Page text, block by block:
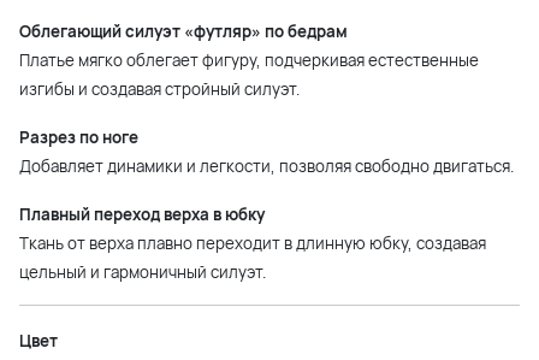
Облегающий силуэт «футляр» по бедрам
Платье мягко облегает фигуру, подчеркивая естественные
изгибы и создавая стройный силуэт.
Разрез по ноге
Добавляет динамики и легкости, позволяя свободно двигаться.
Плавный переход верха в юбку
Ткань от верха плавно переходит в длинную юбку, создавая
цельный и гармоничный силуэт.
Цвет